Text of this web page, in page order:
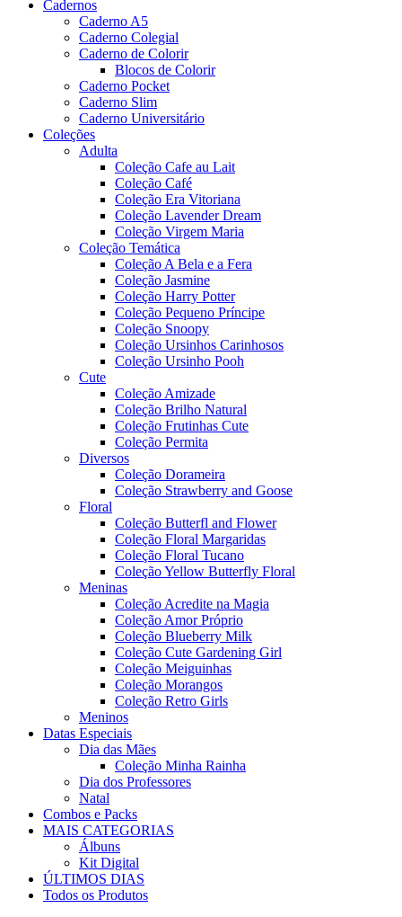
Cadernos
Caderno A5
Caderno Colegial
Caderno de Colorir
Blocos de Colorir
Caderno Pocket
Caderno Slim
Caderno Universitário
Coleções
Adulta
Coleção Cafe au Lait
Coleção Café
Coleção Era Vitoriana
Coleção Lavender Dream
Coleção Virgem Maria
Coleção Temática
Coleção A Bela e a Fera
Coleção Jasmine
Coleção Harry Potter
Coleção Pequeno Príncipe
Coleção Snoopy
Coleção Ursinhos Carinhosos
Coleção Ursinho Pooh
Cute
Coleção Amizade
Coleção Brilho Natural
Coleção Frutinhas Cute
Coleção Permita
Diversos
Coleção Dorameira
Coleção Strawberry and Goose
Floral
Coleção Butterfl and Flower
Coleção Floral Margaridas
Coleção Floral Tucano
Coleção Yellow Butterfly Floral
Meninas
Coleção Acredite na Magia
Coleção Amor Próprio
Coleção Blueberry Milk
Coleção Cute Gardening Girl
Coleção Meiguinhas
Coleção Morangos
Coleção Retro Girls
Meninos
Datas Especiais
Dia das Mães
Coleção Minha Rainha
Dia dos Professores
Natal
Combos e Packs
MAIS CATEGORIAS
Álbuns
Kit Digital
ÚLTIMOS DIAS
Todos os Produtos